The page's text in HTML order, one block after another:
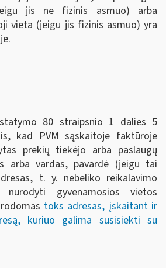
jis ne fizinis asmuo) arba
vieta (jeigu jis fizinis asmuo) yra
80 straipsnio 1 dalies 5
kad PVM sąskaitoje faktūroje
prekių tiekėjo arba paslaugų
arba vardas, pavardė (jeigu tai
t. y. nebeliko reikalavimo
nurodyti gyvenamosios vietos
toks adresas, įskaitant ir
kuriuo galima susisiekti su